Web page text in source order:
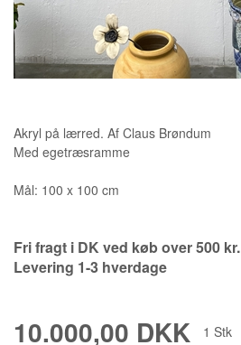
KONTAKT
Akryl på lærred. Af Claus Brøndum
Med egetræsramme
Mål: 100 x 100 cm
Fri fragt i DK ved køb over 500 kr.
Levering 1-3 hverdage
10.000,00 DKK 1 Stk